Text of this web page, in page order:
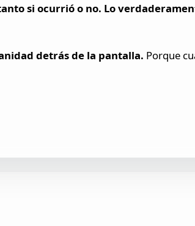
si ocurrió o no. Lo
detrás de la pantalla. Porque